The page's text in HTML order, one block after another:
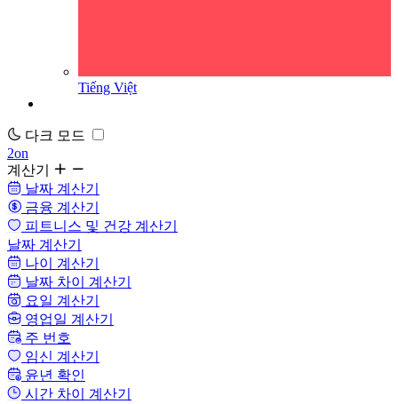
Tiếng Việt
다크 모드
2on
계산기
날짜 계산기
금융 계산기
피트니스 및 건강 계산기
날짜 계산기
나이 계산기
날짜 차이 계산기
요일 계산기
영업일 계산기
주 번호
임신 계산기
윤년 확인
시간 차이 계산기